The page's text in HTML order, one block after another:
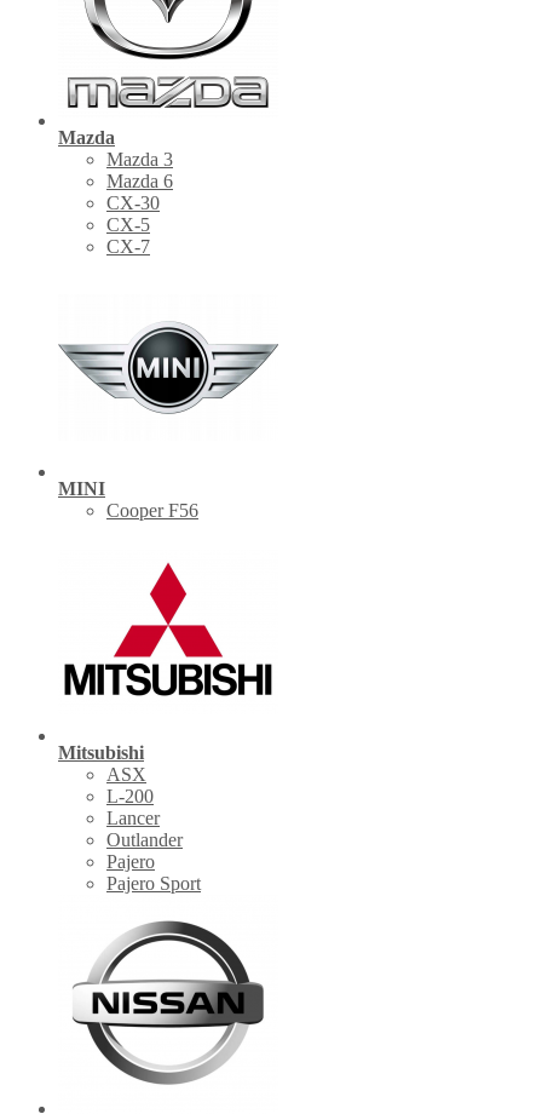
Mazda
Mazda 3
Mazda 6
CX-30
СХ-5
CX-7
MINI
Cooper F56
Mitsubishi
ASX
L-200
Lancer
Outlander
Pajero
Pajero Sport